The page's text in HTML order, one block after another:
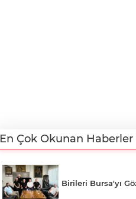
En Çok Okunan Haberler
Birileri Bursa'yı